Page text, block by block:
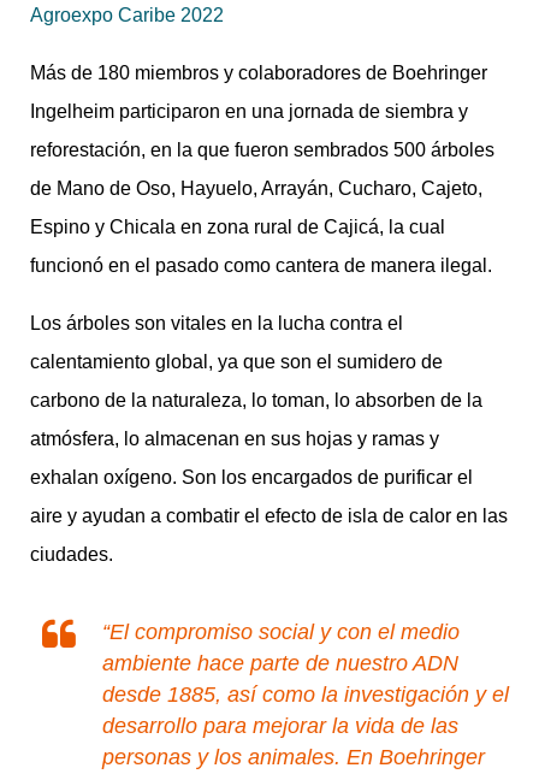
Agroexpo Caribe 2022
Más de 180 miembros y colaboradores de Boehringer
Ingelheim participaron en una jornada de siembra y
reforestación, en la que fueron sembrados 500 árboles
de Mano de Oso, Hayuelo, Arrayán, Cucharo, Cajeto,
Espino y Chicala en zona rural de Cajicá, la cual
funcionó en el pasado como cantera de manera ilegal.
Los árboles son vitales en la lucha contra el
calentamiento global, ya que son el sumidero de
carbono de la naturaleza, lo toman, lo absorben de la
atmósfera, lo almacenan en sus hojas y ramas y
exhalan oxígeno. Son los encargados de purificar el
aire y ayudan a combatir el efecto de isla de calor en las
ciudades.
“El compromiso social y con el medio
ambiente hace parte de nuestro ADN
desde 1885, así como la investigación y el
desarrollo para mejorar la vida de las
personas y los animales. En Boehringer